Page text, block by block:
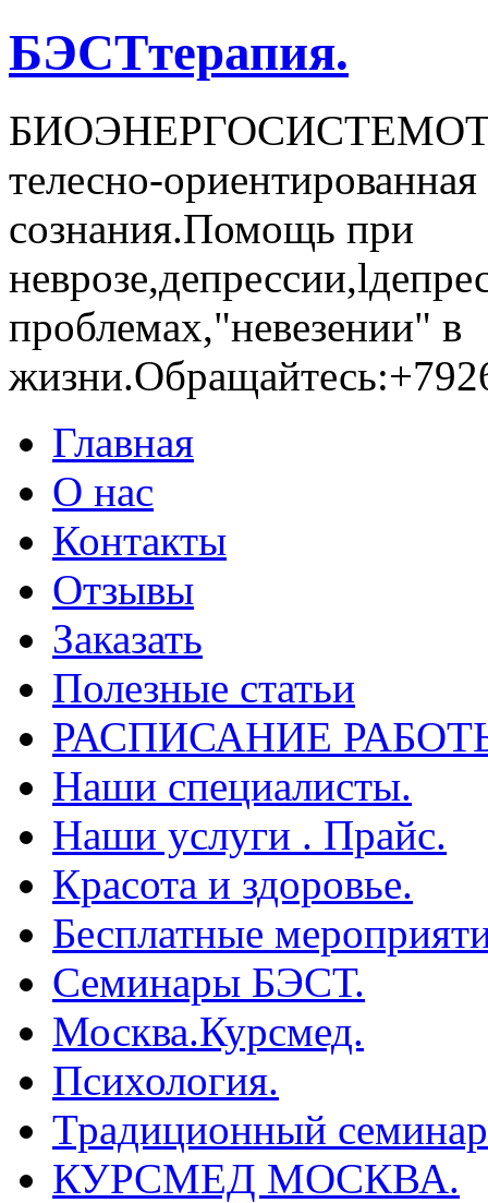
БЭСТтерапия.
телесно-
сознания.Помощь при
проблемах,"невезении" в
Главная
О нас
Контакты
Отзывы
Заказать
Полезные статьи
РАСПИСАНИЕ
Наши специалисты.
Наши услуги . Прайс.
Красота и здоровье.
Бесплатные
Семинары БЭСТ.
Москва.Курсмед.
Психология.
Традиционный
КУРСМЕД МОСКВА.